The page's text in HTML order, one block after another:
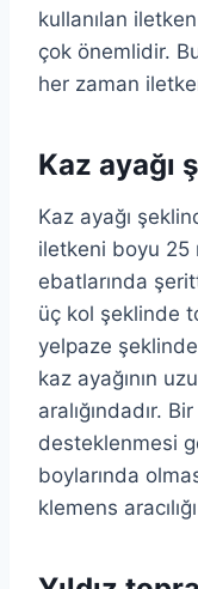
kullanılan
çok önemlidir.
her zaman
Kaz ayağı
Kaz ayağı
iletkeni boyu 25
ebatlarında
üç kol şeklinde
yelpaze
kaz ayağının
aralığındadır.
desteklenmesi
boylarında
klemens